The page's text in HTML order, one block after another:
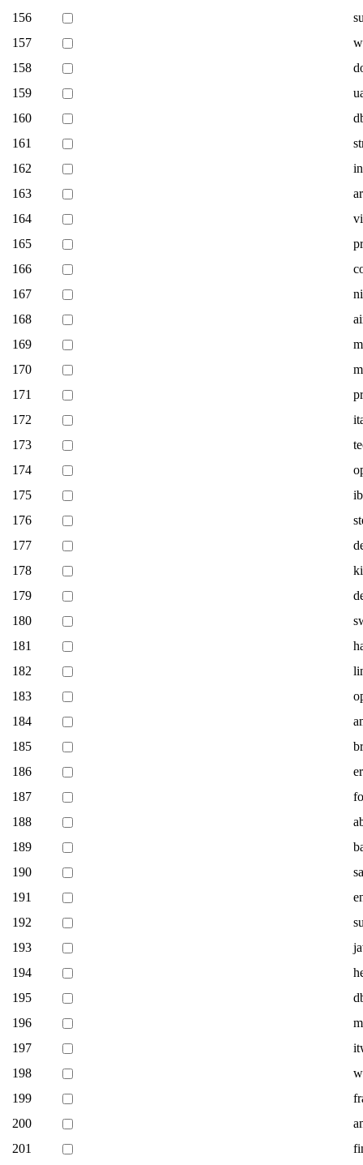
156
157
158
159
160
161
162
163
164
165
166
167
168
169
170
171
172
173
174
175
176
177
178
179
180
181
182
183
184
185
186
187
188
189
190
191
192
193
194
195
196
197
198
199
200
201